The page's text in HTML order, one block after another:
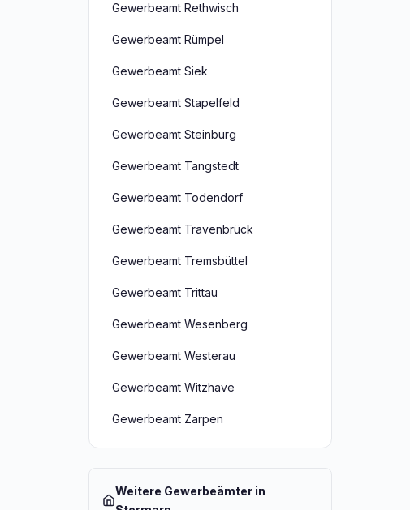
Gewerbeamt Rethwisch
Gewerbeamt Rümpel
Gewerbeamt Siek
Gewerbeamt Stapelfeld
Gewerbeamt Steinburg
Gewerbeamt Tangstedt
Gewerbeamt Todendorf
Gewerbeamt Travenbrück
Gewerbeamt Tremsbüttel
Gewerbeamt Trittau
Gewerbeamt Wesenberg
Gewerbeamt Westerau
Gewerbeamt Witzhave
Gewerbeamt Zarpen
Weitere Gewerbeämter in